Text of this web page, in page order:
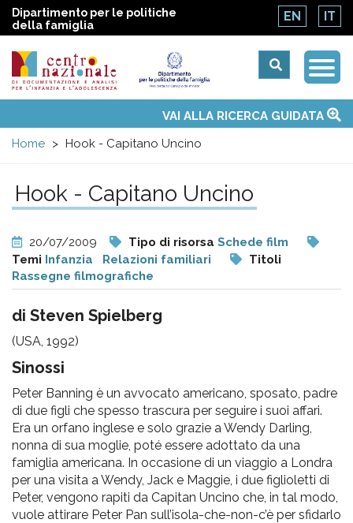
Dipartimento per le politiche
della famiglia
EN IT
Centro
nazionale
di
Documentazione
e
analisi
pr
l'infanzia
e
l'adolescenza
menu
Temi
Attività
Convenzione ONUVAI ALLA RICERCA GUIDATA
Home
Hook - Capitano Uncino
Hook - Capitano Uncino
20/07/2009 Tipo di risorsa Schede film
Temi Infanzia Relazioni familiari
Titoli
Rassegne filmografiche
di Steven Spielberg
(USA, 1992)
Sinossi
Peter Banning è un avvocato americano, sposato, padre
di due figli che spesso trascura per seguire i suoi affari.
Era un orfano inglese e solo grazie a Wendy Darling,
nonna di sua moglie, poté essere adottato da una
famiglia americana. In occasione di un viaggio a Londra
per una visita a Wendy, Jack e Maggie, i due figlioletti di
Peter, vengono rapiti da Capitan Uncino che, in tal modo,
vuole attirare Peter Pan sull’isola-che-non-c’è per sfidarlo